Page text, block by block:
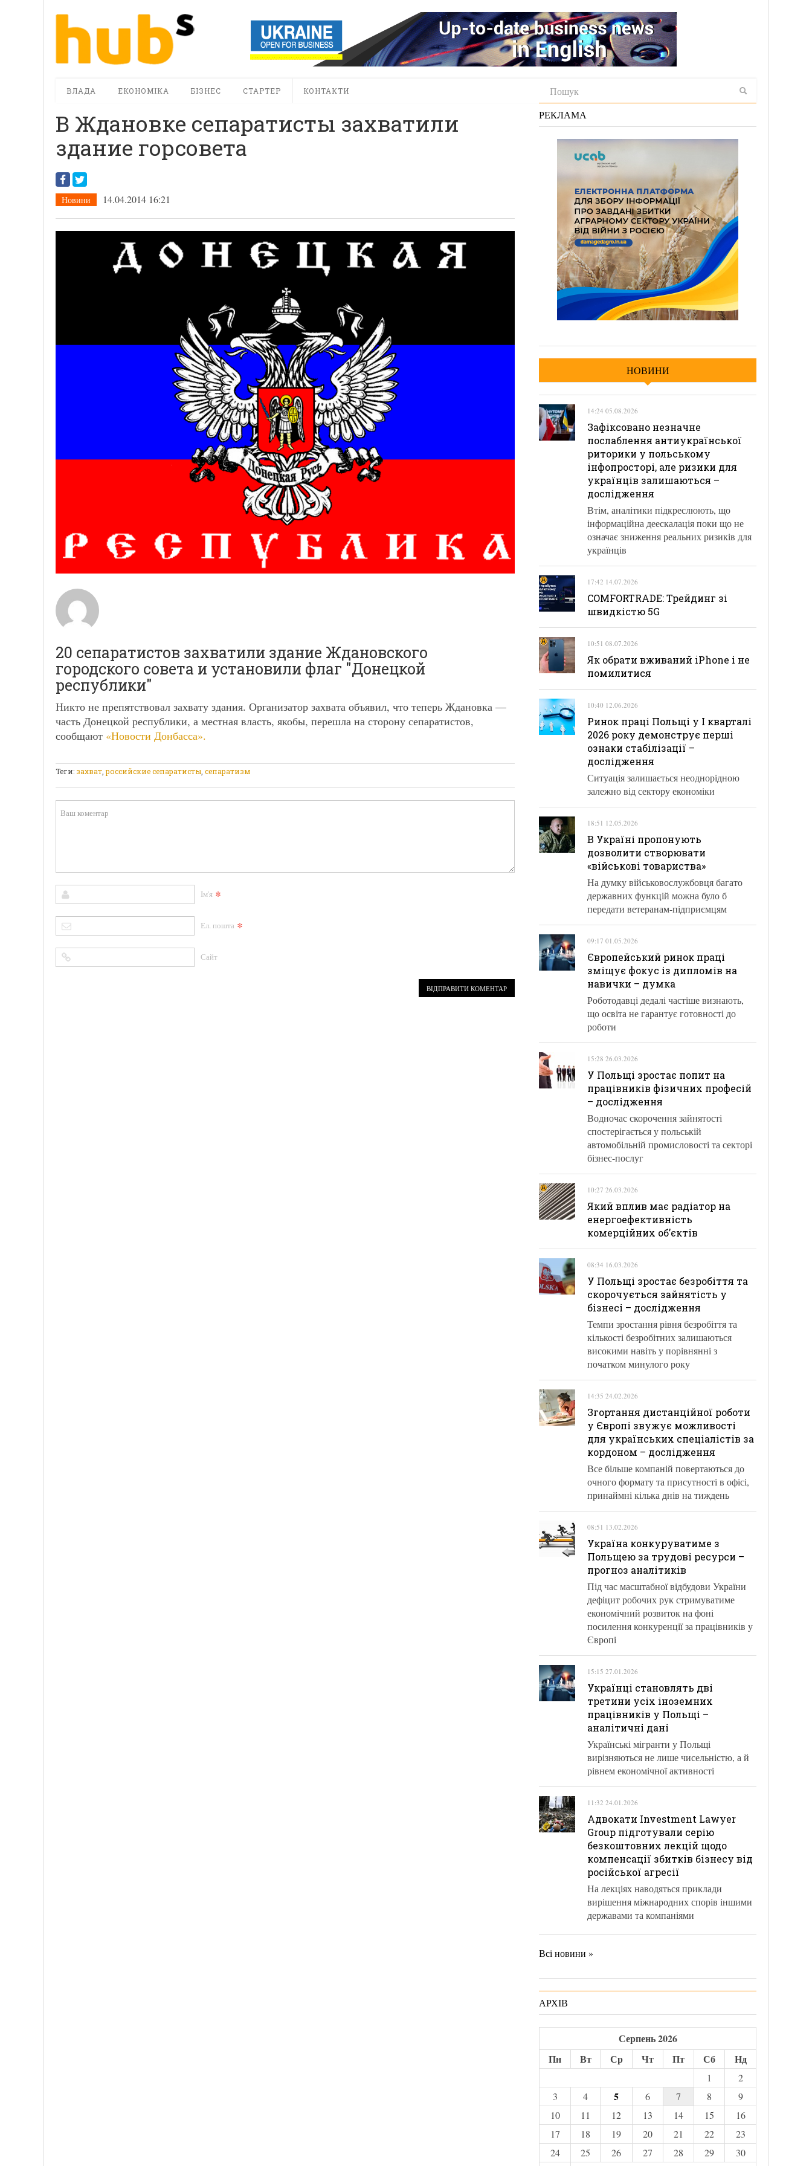
ВЛАДА ЕКОНОМІКА БІЗНЕС СТАРТЕР КОНТАКТИ
В Ждановке сепаратисты захватили
здание горсовета
Новини 14.04.2014 16:21
20 сепаратистов захватили здание Ждановского
городского совета и установили флаг "Донецкой
республики"
Никто не препятствовал захвату здания. Организатор захвата объявил, что теперь Ждановка —
часть Донецкой республики, а местная власть, якобы, перешла на сторону сепаратистов,
сообщают «Новости Донбасса».
Теги: захват ,российские сепаратисты сепаратизм
Ім'я *
Ел. пошта *
Сайт
РЕКЛАМА
НОВИНИ
14:24 05.08.2026
Зафіксовано незначне
послаблення антиукраїнської
риторики у польському
інфопросторі, але ризики для
українців залишаються –
дослідження
Втім, аналітики підкреслюють, що
інформаційна деескалація поки що не
означає зниження реальних ризиків для
українців
17:42 14.07.2026
COMFORTRADE: Трейдинг зі
швидкістю 5G
10:51 08.07.2026
Як обрати вживаний iPhone і не
помилитися
10:40 12.06.2026
Ринок праці Польщі у І кварталі
2026 року демонструє перші
ознаки стабілізації –
дослідження
Ситуація залишається неоднорідною
залежно від сектору економіки
18:51 12.05.2026
В Україні пропонують
дозволити створювати
«військові товариства»
На думку військовослужбовця багато
державних функцій можна було б
передати ветеранам-підприємцям
09:17 01.05.2026
Європейський ринок праці
зміщує фокус із дипломів на
навички – думка
Роботодавці дедалі частіше визнають,
що освіта не гарантує готовності до
роботи
15:28 26.03.2026
У Польщі зростає попит на
працівників фізичних професій
– дослідження
Водночас скорочення зайнятості
спостерігається у польській
автомобільній промисловості та секторі
бізнес-послуг
10:27 26.03.2026
Який вплив має радіатор на
енергоефективність
комерційних об’єктів
08:34 16.03.2026
У Польщі зростає безробіття та
скорочується зайнятість у
бізнесі – дослідження
Темпи зростання рівня безробіття та
кількості безробітних залишаються
високими навіть у порівнянні з
початком минулого року
14:35 24.02.2026
Згортання дистанційної роботи
у Європі звужує можливості
для українських спеціалістів за
кордоном – дослідження
Все більше компаній повертаються до
очного формату та присутності в офісі,
принаймні кілька днів на тиждень
08:51 13.02.2026
Україна конкуруватиме з
Польщею за трудові ресурси –
прогноз аналітиків
Під час масштабної відбудови України
дефіцит робочих рук стримуватиме
економічний розвиток на фоні
посилення конкуренції за працівників у
Європі
15:15 27.01.2026
Українці становлять дві
третини усіх іноземних
працівників у Польщі –
аналітичні дані
Українські мігранти у Польщі
вирізняються не лише чисельністю, а й
рівнем економічної активності
11:32 24.01.2026
Адвокати Investment Lawyer
Group підготували серію
безкоштовних лекцій щодо
компенсації збитків бізнесу від
російської агресії
На лекціях наводяться приклади
вирішення міжнародних спорів іншими
державами та компаніями
Всі новини »
АРХІВ
Серпень 2026
Пн
Вт Ср Чт Пт Сб Нд
1
2
3
4 5 6 7 8
9
10
11 12 13 14 15
16
17
18 19 20 21 22
23
24
25 26 27 28 29
30